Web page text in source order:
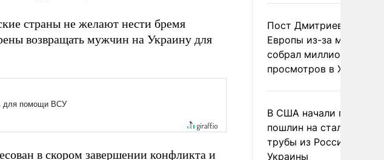
страны не желают нести бремя
возвращать мужчин на Украину для
в скором завершении конфликта и
Пост Дмитриева о
Европы из-за
собрал миллион
просмотров в X
В США начали
пошлин на стальные
трубы из России и с
Украины